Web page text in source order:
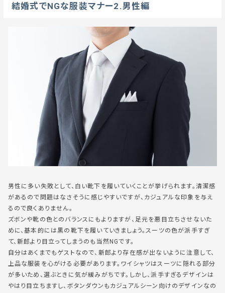
結婚式でNGな服装マナー2.男性編
男性に多い失敗として、白い靴下を履いていくことが挙げられます。清潔感
があるので問題はなさそうに感じやすいですが、カジュアルな印象を与え
るので良くありません。
ズボンや靴の色とのバランスにもよりますが、足元を悪目立ちさせないた
めに、基本的には黒の靴下を履いていきましょう。スーツの色が派手すぎ
て、新郎より目立ってしまうのも当然NGです。
自分はあくまでもゲストなので、新郎より存在感が出ないように注意して、
上品な服装を心がける必要があります。ワイシャツはスーツに隠れる部分
が多いため、選ぶときに気が緩みがちです。しかし、派手すぎるデザインは
やはり目立ちますし、ボタンダウンもカジュアルシーン向けのデザインなの